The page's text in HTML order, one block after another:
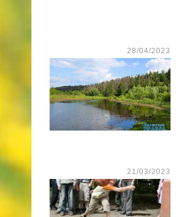
28/04/2023
21/03/2023